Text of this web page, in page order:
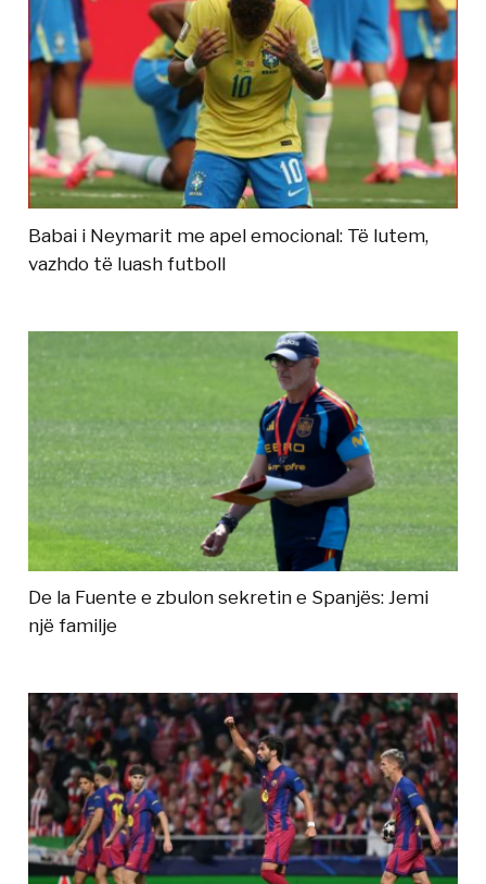
Babai i Neymarit me apel emocional: Të lutem,
vazhdo të luash futboll
De la Fuente e zbulon sekretin e Spanjës: Jemi
një familje